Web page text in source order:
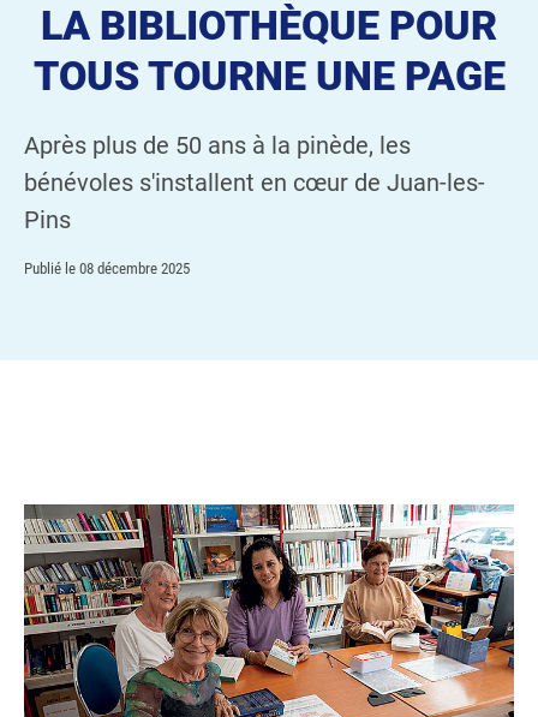
LA BIBLIOTHÈQUE POUR
TOUS TOURNE UNE PAGE
Après plus de 50 ans à la pinède, les
bénévoles s'installent en cœur de Juan-les-
Pins
Publié le 08 décembre 2025